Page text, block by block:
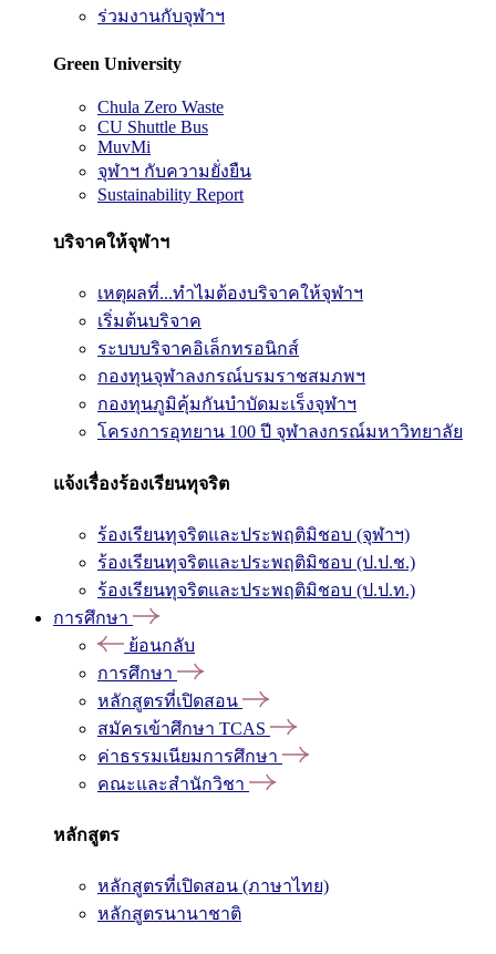
ร่วมงานกับจุฬาฯ
Green University
Chula Zero Waste
CU Shuttle Bus
MuvMi
จุฬาฯ กับความยั่งยืน
Sustainability Report
บริจาคให้จุฬาฯ
เหตุผลที่...ทำไมต้องบริจาคให้จุฬาฯ
เริ่มต้นบริจาค
ระบบบริจาคอิเล็กทรอนิกส์
กองทุนจุฬาลงกรณ์บรมราชสมภพฯ
กองทุนภูมิคุ้มกันบำบัดมะเร็งจุฬาฯ
โครงการอุทยาน 100 ปี จุฬาลงกรณ์มหาวิทยาลัย
แจ้งเรื่องร้องเรียนทุจริต
ร้องเรียนทุจริตและประพฤติมิชอบ (จุฬาฯ)
ร้องเรียนทุจริตและประพฤติมิชอบ (ป.ป.ช.)
ร้องเรียนทุจริตและประพฤติมิชอบ (ป.ป.ท.)
การศึกษา
ย้อนกลับ
การศึกษา
หลักสูตรที่เปิดสอน
สมัครเข้าศึกษา TCAS
ค่าธรรมเนียมการศึกษา
คณะและสำนักวิชา
หลักสูตร
หลักสูตรที่เปิดสอน (ภาษาไทย)
หลักสูตรนานาชาติ